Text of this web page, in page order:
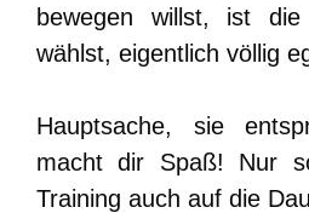
bewegen willst, ist
wählst, eigentlich völlig
Hauptsache, sie
macht dir Spaß! Nur
Training auch auf die